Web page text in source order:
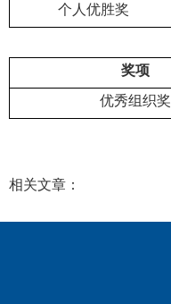
个人优胜奖
奖项
优秀组织奖
相关文章：